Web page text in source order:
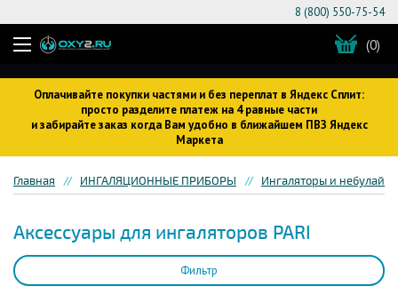
Оплачивайте покупки частями и без переплат в Яндекс Сплит:
просто разделите платеж на 4 равные части
и забирайте заказ когда Вам удобно в ближайшем ПВЗ Яндекс
Маркета
8 (800) 550-75-54
(0)
Главная ИНГАЛЯЦИОННЫЕ ПРИБОРЫ Ингаляторы и
Аксессуары для ингаляторов PARI
Фильтр